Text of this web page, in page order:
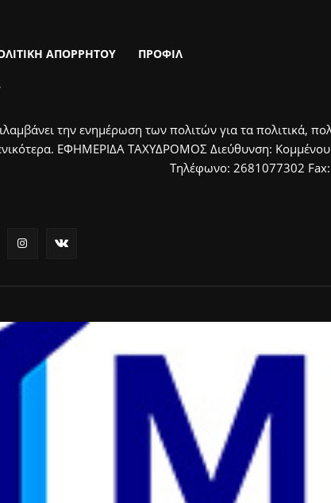
ΑΠΟΡΡΗΤΟΥ ΠΡΟΦΙΛ
την ενημέρωση των πολιτών για τα πολιτικά,
ΕΦΗΜΕΡΙΔΑ ΤΑΧΥΔΡΟΜΟΣ Διεύθυνση:
Τηλέφωνο: 2681077302